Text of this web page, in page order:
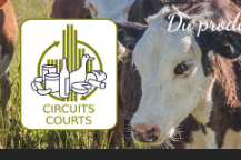
circuits-courts
Du producteur au consommateur